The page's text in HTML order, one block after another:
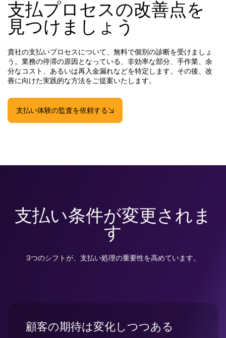
支払プロセスの改善点を
見つけましょう
貴社の支払いプロセスについて、無料で個別の診断を受けましょ
う。業務の停滞の原因となっている、非効率な部分、手作業、余
分なコスト、あるいは再入金漏れなどを特定します。その後、改
善に向けた実践的な方法をご提案いたします。
支払い体験の監査を依頼する
支払い条件が変更されま
す
3つのシフトが、支払い処理の重要性を高めています。
顧客の期待は変化しつつある